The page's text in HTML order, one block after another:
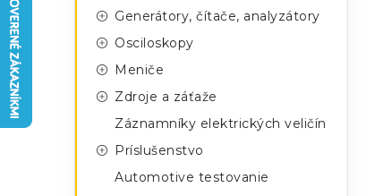
Generátory, čítače, analyzátory
Osciloskopy
Meniče
Zdroje a záťaže
Záznamníky elektrických veličín
Príslušenstvo
Automotive testovanie